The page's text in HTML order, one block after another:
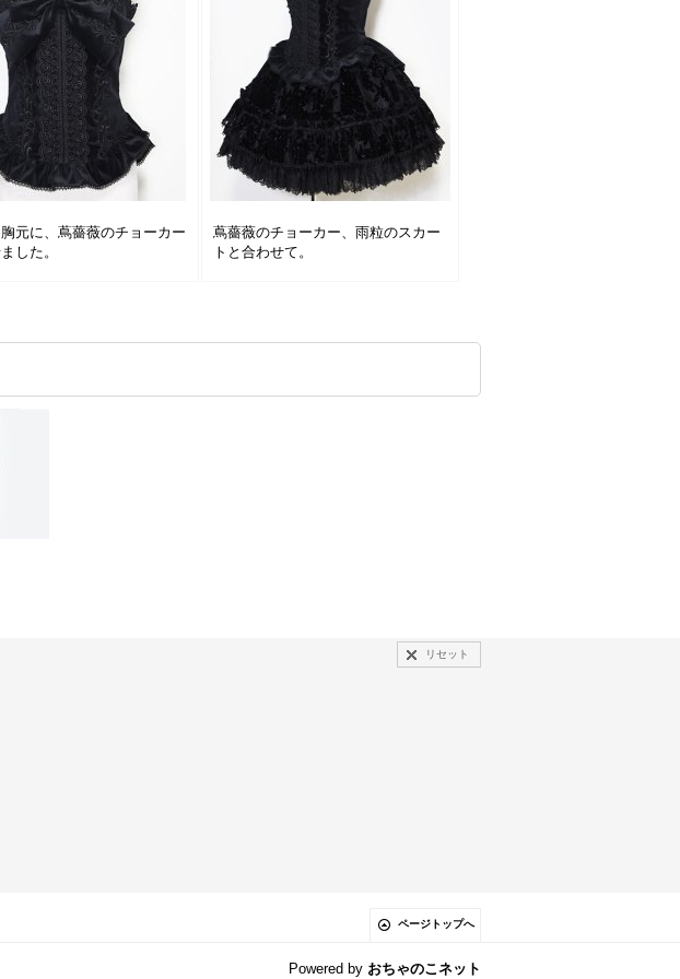
元に、蔦薔薇のチョーカー
した。
蔦薔薇のチョーカー、雨粒のスカー
トと合わせて。
リセット
ページトップへ
Powered by おちゃのこネット